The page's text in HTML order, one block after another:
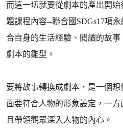
而這一切就要從劇本的產出開
題課程內容--聯合國SDGs17項
合自身的生活經驗、閱讀的故
劇本的雛型。
要將故事轉換成劇本，是一個
面要符合人物的形象設定，一
且帶領觀眾深入人物的內心。